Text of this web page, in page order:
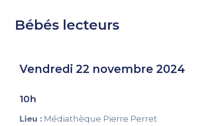
Bébés lecteurs
Vendredi 22 novembre 2024
10h
Lieu : Médiathèque Pierre Perret